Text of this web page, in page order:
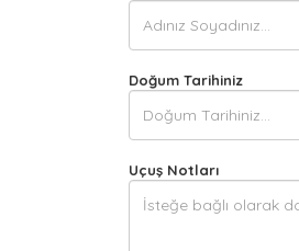
Doğum Tarihiniz
Uçuş Notları